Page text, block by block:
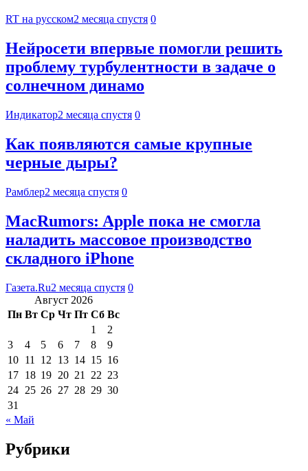
RT на русском2 месяца спустя 0
Нейросети впервые помогли решить
проблему турбулентности в задаче о
солнечном динамо
Индикатор2 месяца спустя 0
Как появляются самые крупные
черные дыры?
Рамблер2 месяца спустя 0
MacRumors: Apple пока не смогла
наладить массовое производство
складного iPhone
Газета.Ru2 месяца спустя 0
Август 2026
Пн Вт Ср Чт Пт Сб Вс
1
2
3
4 5 6 7 8
9
10 11 12 13 14 15 16
17 18 19 20 21 22 23
24 25 26 27 28 29 30
31
« Май
Рубрики